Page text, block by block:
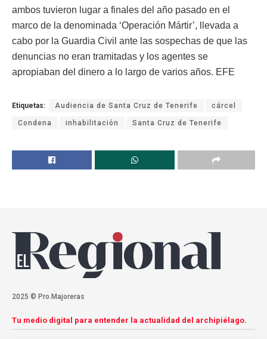
ambos tuvieron lugar a finales del año pasado en el
marco de la denominada ‘Operación Mártir’, llevada a
cabo por la Guardia Civil ante las sospechas de que las
denuncias no eran tramitadas y los agentes se
apropiaban del dinero a lo largo de varios años. EFE
Etiquetas: Audiencia de Santa Cruz de Tenerife cárcel
Condena inhabilitación Santa Cruz de Tenerife
2025 © Pro.Majoreras
Tu medio digital para entender la actualidad del archipiélago.